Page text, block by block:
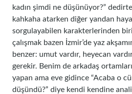
kadın şimdi ne düşünüyor?”
kahkaha atarken diğer yandan
sorgulayabilen karakterlerinden
çalışmak bazen İzmir’de yaz
benzer: umut vardır, heyecan
gerekir. Benim de arkadaş
yapan ama eve gidince “Acaba o
düşündü?” diye kendi kendine